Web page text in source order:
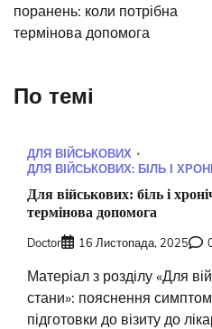
поранень: коли потрібна
термінова допомога
По темі
ДЛЯ ВІЙСЬКОВИХ
ДЛЯ ВІЙСЬКОВИХ: БІЛЬ І
Для військових: біль і
термінова допомога
Doctor 16 Листопада, 2025
Матеріал з розділу «Для
стани»: пояснення
підготовки до візиту до